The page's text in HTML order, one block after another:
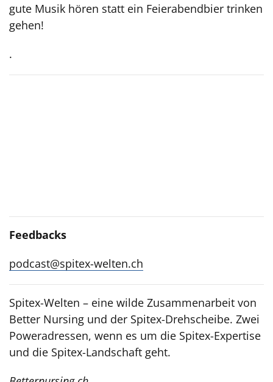
gute Musik hören statt ein Feierabendbier trinken
gehen!
.
Feedbacks
podcast@spitex-welten.ch
Spitex-Welten – eine wilde Zusammenarbeit von
Better Nursing und der Spitex-Drehscheibe. Zwei
Poweradressen, wenn es um die Spitex-Expertise
und die Spitex-Landschaft geht.